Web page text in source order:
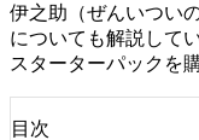
伊之助（ぜんいつい
についても解説して
スターターパックを
目次